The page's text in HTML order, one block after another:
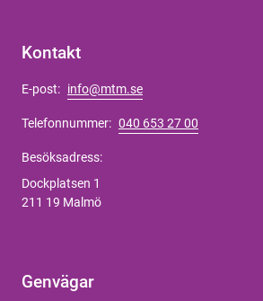
Kontakt
E-post: info@mtm.se
Telefonnummer: 040 653 27 00
Besöksadress:
Dockplatsen 1
211 19 Malmö
Genvägar